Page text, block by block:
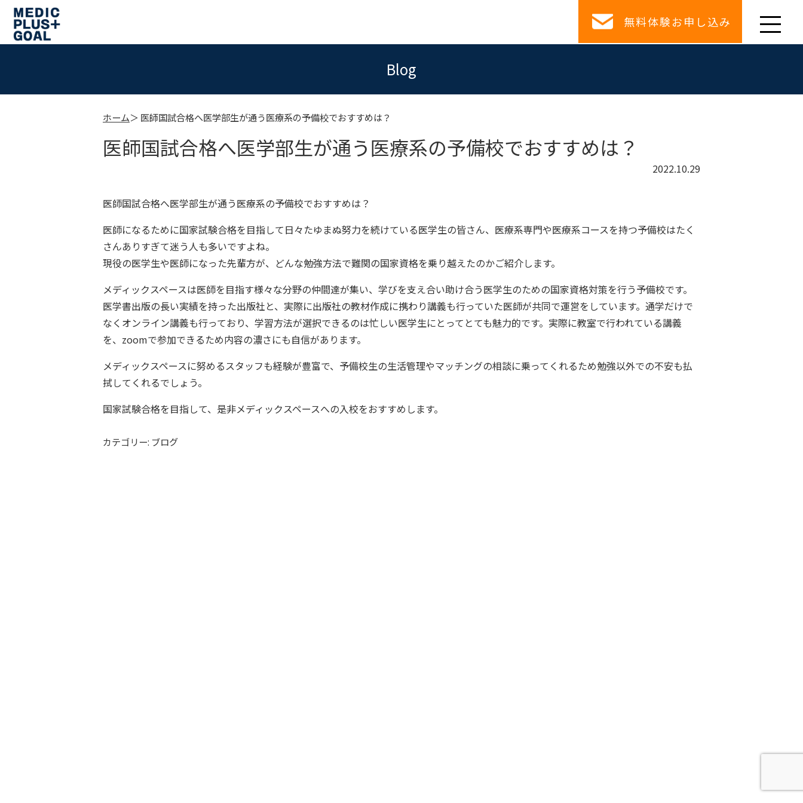
無料体験お申し込み
Blog
ホーム 医師国試合格へ医学部生が通う医療系の予備校でおすすめは？
医師国試合格へ医学部生が通う医療系の予備校でおすすめは？
2022.10.29
医師国試合格へ医学部生が通う医療系の予備校でおすすめは？
医師になるために国家試験合格を目指して日々たゆまぬ努力を続けている医学生の皆さん、医療系専門や医療系コースを持つ予備校はたく
さんありすぎて迷う人も多いですよね。
現役の医学生や医師になった先輩方が、どんな勉強方法で難関の国家資格を乗り越えたのかご紹介します。
メディックスペースは医師を目指す様々な分野の仲間達が集い、学びを支え合い助け合う医学生のための国家資格対策を行う予備校です。
医学書出版の長い実績を持った出版社と、実際に出版社の教材作成に携わり講義も行っていた医師が共同で運営をしています。通学だけで
なくオンライン講義も行っており、学習方法が選択できるのは忙しい医学生にとってとても魅力的です。実際に教室で行われている講義
を、zoomで参加できるため内容の濃さにも自信があります。
メディックスペースに努めるスタッフも経験が豊富で、予備校生の生活管理やマッチングの相談に乗ってくれるため勉強以外での不安も払
拭してくれるでしょう。
国家試験合格を目指して、是非メディックスペースへの入校をおすすめします。
カテゴリー: ブログ